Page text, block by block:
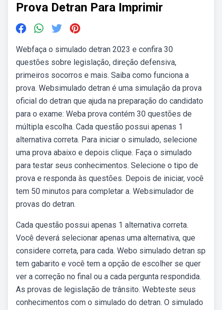
Prova Detran Para Imprimir
Webfaça o simulado detran 2023 e confira 30
questões sobre legislação, direção defensiva,
primeiros socorros e mais. Saiba como funciona a
prova. Websimulado detran é uma simulação da prova
oficial do detran que ajuda na preparação do candidato
para o exame: Weba prova contém 30 questões de
múltipla escolha. Cada questão possui apenas 1
alternativa correta. Para iniciar o simulado, selecione
uma prova abaixo e depois clique. Faça o simulado
para testar seus conhecimentos. Selecione o tipo de
prova e responda às questões. Depois de iniciar, você
tem 50 minutos para completar a. Websimulador de
provas do detran.
Cada questão possui apenas 1 alternativa correta.
Você deverá selecionar apenas uma alternativa, que
considere correta, para cada. Webo simulado detran sp
tem gabarito e você tem a opção de escolher se quer
ver a correção no final ou a cada pergunta respondida.
As provas de legislação de trânsito. Webteste seus
conhecimentos com o simulado do detran. O simulado